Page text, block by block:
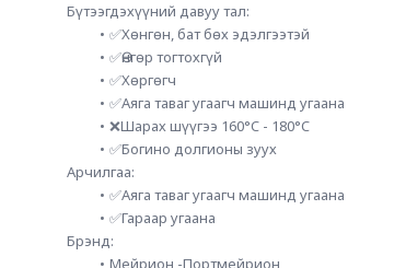
Бүтээгдэхүүний давуу тал:
✅Хөнгөн, бат бөх эдэлгээтэй
✅Өнгөр тогтохгүй
✅Хөргөгч
✅Аяга таваг угаагч машинд угаана
❌Шарах шүүгээ 160°C - 180°C
✅Богино долгионы зуух
Арчилгаа:
✅Аяга таваг угаагч машинд угаана
✅Гараар угаана
Брэнд:
Мейрион -Портмейрион